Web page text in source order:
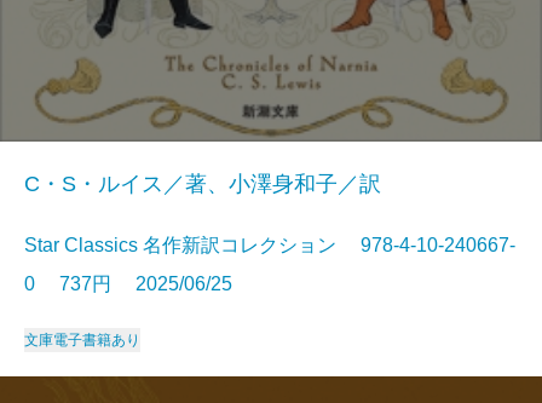
C・S・ルイス／著、小澤身和子／訳
Star Classics 名作新訳コレクション 978-4-10-240667-
0 737円 2025/06/25
文庫電子書籍あり